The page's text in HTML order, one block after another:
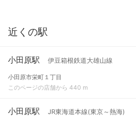
近くの駅
小田原駅 伊豆箱根鉄道大雄山線
小田原市栄町１丁目
このページの店舗から 440 m
小田原駅 JR東海道本線(東京～熱海)